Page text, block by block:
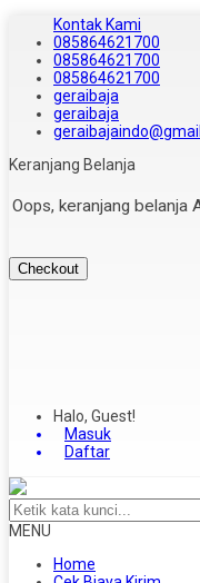
Kontak Kami
085864621700
085864621700
085864621700
geraibaja
geraibaja
Keranjang Belanja
Oops, keranjang belanja
Checkout
Halo, Guest!
Masuk
Daftar
MENU
Home